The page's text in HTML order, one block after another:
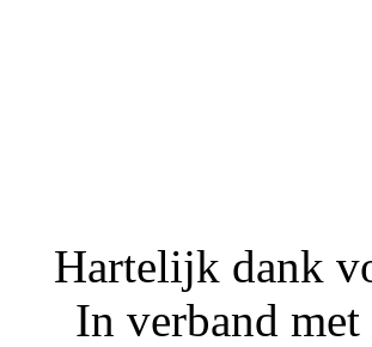
Hartelijk dank
In verband